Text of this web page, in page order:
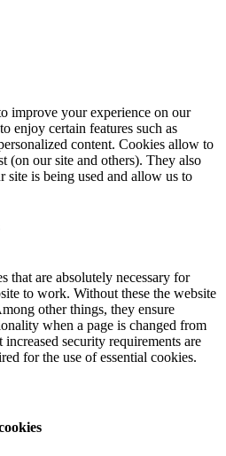
improve your experience on our
enjoy certain features such as
content. Cookies allow to
(on our site and others). They also
site is being used and allow us to
that are absolutely necessary for
to work. Without these the website
other things, they ensure
when a page is changed from
security requirements are
for the use of essential cookies.